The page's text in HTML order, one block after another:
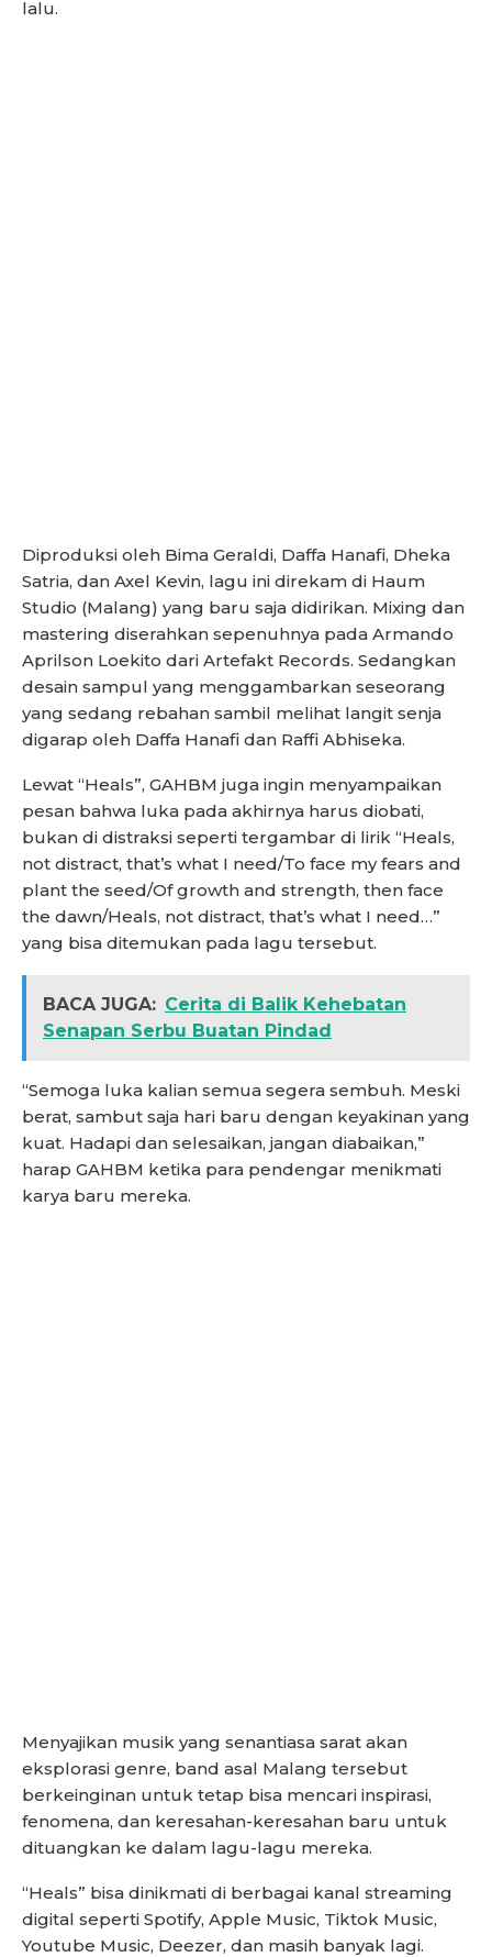
lalu.
Diproduksi oleh Bima Geraldi, Daffa Hanafi, Dheka
Satria, dan Axel Kevin, lagu ini direkam di Haum
Studio (Malang) yang baru saja didirikan. Mixing dan
mastering diserahkan sepenuhnya pada Armando
Aprilson Loekito dari Artefakt Records. Sedangkan
desain sampul yang menggambarkan seseorang
yang sedang rebahan sambil melihat langit senja
digarap oleh Daffa Hanafi dan Raffi Abhiseka.
Lewat “Heals”, GAHBM juga ingin menyampaikan
pesan bahwa luka pada akhirnya harus diobati,
bukan di distraksi seperti tergambar di lirik “Heals,
not distract, that’s what I need/To face my fears and
plant the seed/Of growth and strength, then face
the dawn/Heals, not distract, that’s what I need…”
yang bisa ditemukan pada lagu tersebut.
BACA JUGA: Cerita di Balik Kehebatan
Senapan Serbu Buatan Pindad
“Semoga luka kalian semua segera sembuh. Meski
berat, sambut saja hari baru dengan keyakinan yang
kuat. Hadapi dan selesaikan, jangan diabaikan,”
harap GAHBM ketika para pendengar menikmati
karya baru mereka.
Menyajikan musik yang senantiasa sarat akan
eksplorasi genre, band asal Malang tersebut
berkeinginan untuk tetap bisa mencari inspirasi,
fenomena, dan keresahan-keresahan baru untuk
dituangkan ke dalam lagu-lagu mereka.
“Heals” bisa dinikmati di berbagai kanal streaming
digital seperti Spotify, Apple Music, Tiktok Music,
Youtube Music, Deezer, dan masih banyak lagi.